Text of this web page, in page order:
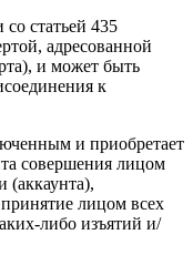
статьей 435
адресованной
и может быть
к
и приобретает
совершения лицом
(аккаунта),
лицом всех
либо изъятий и/